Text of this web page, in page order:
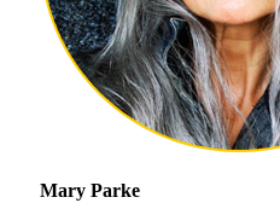
Mary Parke